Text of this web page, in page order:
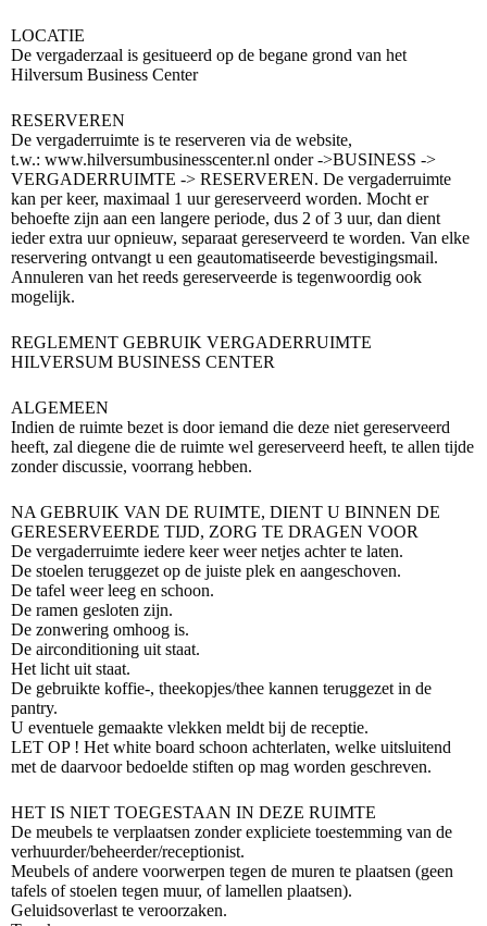
LOCATIE
De vergaderzaal is gesitueerd op de begane grond van het
Hilversum Business Center
RESERVEREN
De vergaderruimte is te reserveren via de website,
t.w.: www.hilversumbusinesscenter.nl onder ->BUSINESS ->
VERGADERRUIMTE -> RESERVEREN. De vergaderruimte
kan per keer, maximaal 1 uur gereserveerd worden. Mocht er
behoefte zijn aan een langere periode, dus 2 of 3 uur, dan dient
ieder extra uur opnieuw, separaat gereserveerd te worden. Van elke
reservering ontvangt u een geautomatiseerde bevestigingsmail.
Annuleren van het reeds gereserveerde is tegenwoordig ook
mogelijk.
REGLEMENT GEBRUIK VERGADERRUIMTE
HILVERSUM BUSINESS CENTER
ALGEMEEN
Indien de ruimte bezet is door iemand die deze niet gereserveerd
heeft, zal diegene die de ruimte wel gereserveerd heeft, te allen tijde
zonder discussie, voorrang hebben.
NA GEBRUIK VAN DE RUIMTE, DIENT U BINNEN DE
GERESERVEERDE TIJD, ZORG TE DRAGEN VOOR
De vergaderruimte iedere keer weer netjes achter te laten.
De stoelen teruggezet op de juiste plek en aangeschoven.
De tafel weer leeg en schoon.
De ramen gesloten zijn.
De zonwering omhoog is.
De airconditioning uit staat.
Het licht uit staat.
De gebruikte koffie-, theekopjes/thee kannen teruggezet in de
pantry.
U eventuele gemaakte vlekken meldt bij de receptie.
LET OP ! Het white board schoon achterlaten, welke uitsluitend
met de daarvoor bedoelde stiften op mag worden geschreven.
HET IS NIET TOEGESTAAN IN DEZE RUIMTE
De meubels te verplaatsen zonder expliciete toestemming van de
verhuurder/beheerder/receptionist.
Meubels of andere voorwerpen tegen de muren te plaatsen (geen
tafels of stoelen tegen muur, of lamellen plaatsen).
Geluidsoverlast te veroorzaken.